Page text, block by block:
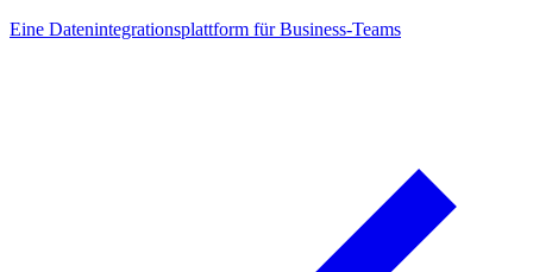
Eine Datenintegrationsplattform für Business-Teams